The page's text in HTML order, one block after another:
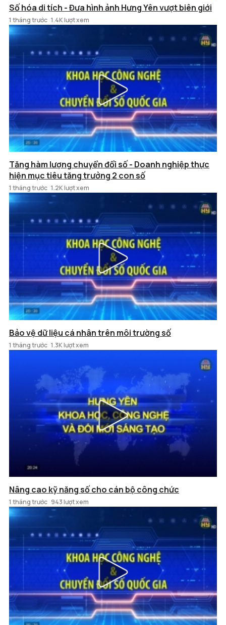
Số hóa di tích - Đưa hình ảnh Hưng Yên vượt biên giới
1 tháng trước 1.4K lượt xem
Tăng hàm lượng chuyển đổi số - Doanh nghiệp thực
hiện mục tiêu tăng trưởng 2 con số
1 tháng trước 1.2K lượt xem
Bảo vệ dữ liệu cá nhân trên môi trường số
1 tháng trước 1.3K lượt xem
Nâng cao kỹ năng số cho cán bộ công chức
1 tháng trước 943 lượt xem